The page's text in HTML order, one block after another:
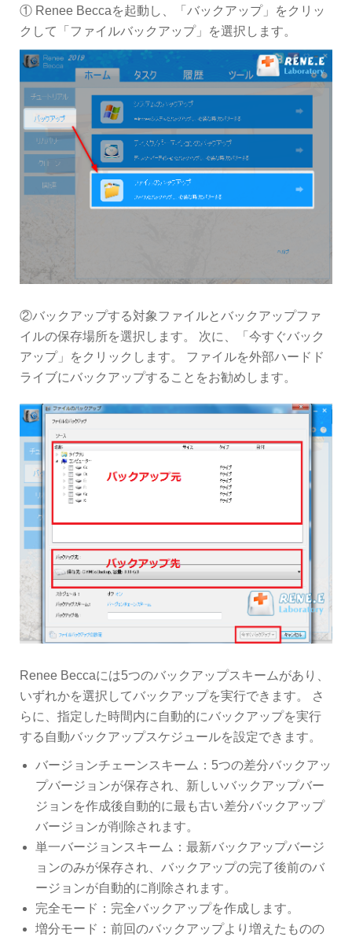
① Renee Beccaを起動し、「バックアップ」をクリッ
クして「ファイルバックアップ」を選択します。
②バックアップする対象ファイルとバックアップファ
イルの保存場所を選択します。 次に、「今すぐバック
アップ」をクリックします。 ファイルを外部ハードド
ライブにバックアップすることをお勧めします。
Renee Beccaには5つのバックアップスキームがあり、
いずれかを選択してバックアップを実行できます。 さ
らに、指定した時間内に自動的にバックアップを実行
する自動バックアップスケジュールを設定できます。
バージョンチェーンスキーム：5つの差分バックアッ
プバージョンが保存され、新しいバックアップバー
ジョンを作成後自動的に最も古い差分バックアップ
バージョンが削除されます。
単一バージョンスキーム：最新バックアップバージ
ョンのみが保存され、バックアップの完了後前のバ
ージョンが自動的に削除されます。
完全モード：完全バックアップを作成します。
増分モード：前回のバックアップより増えたものの